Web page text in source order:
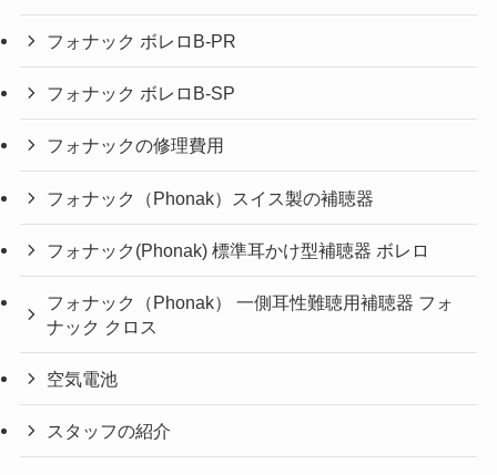
フォナック ボレロB-PR
フォナック ボレロB-SP
フォナックの修理費用
フォナック（Phonak）スイス製の補聴器
フォナック(Phonak) 標準耳かけ型補聴器 ボレロ
フォナック（Phonak） 一側耳性難聴用補聴器 フォ
ナック クロス
空気電池
スタッフの紹介